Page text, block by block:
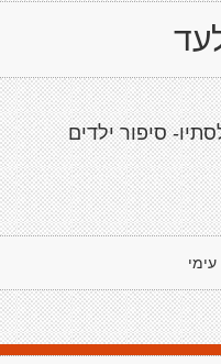
סיפור ילדים